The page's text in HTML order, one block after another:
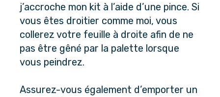
j’accroche mon kit à l’aide d’une pince. Si
vous êtes droitier comme moi, vous
collerez votre feuille à droite afin de ne
pas être gêné par la palette lorsque
vous peindrez.
Assurez-vous également d’emporter un